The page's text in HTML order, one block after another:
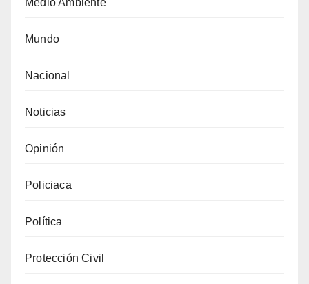
Mundo
Nacional
Noticias
Opinión
Policiaca
Política
Protección Civil